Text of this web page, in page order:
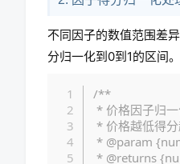
不同因子的数值范围差
分归一化到0到1的区间。
/**